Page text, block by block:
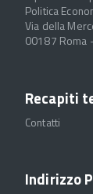
Politica
Via della
00187 Roma
Recapiti
Contatti
Indirizzo